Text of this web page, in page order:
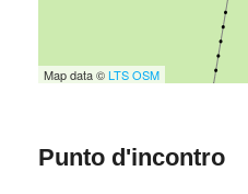
Map data ©LTSOSM
Punto d'incontro